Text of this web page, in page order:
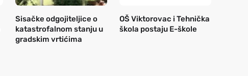
Sisačke odgojiteljice o
katastrofalnom stanju u
gradskim vrtićima
OŠ Viktorovac i Tehnička
škola postaju E-škole